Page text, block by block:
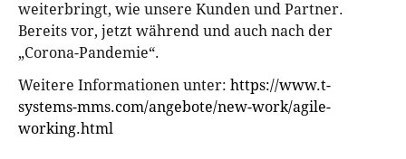
weiterbringt, wie unsere Kunden und Partner.
Bereits vor, jetzt während und auch nach der
„Corona-Pandemie“.
Weitere Informationen unter: https://www.t-
systems-mms.com/angebote/new-work/agile-
working.html